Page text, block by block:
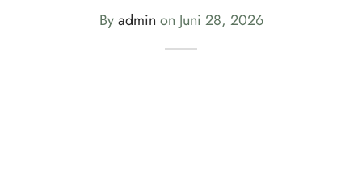
Byadmin on Juni 28, 2026